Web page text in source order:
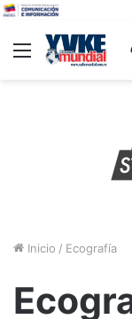
Menu
Inicio / Ecografía